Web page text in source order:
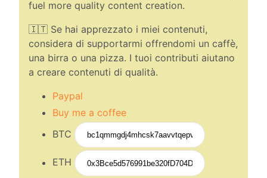
fuel more quality content creation.
🇮🇹 Se hai apprezzato i miei contenuti,
considera di supportarmi offrendomi un caffè,
una birra o una pizza. I tuoi contributi aiutano
a creare contenuti di qualità.
Paypal
Buy me a coffee
BTC
ETH